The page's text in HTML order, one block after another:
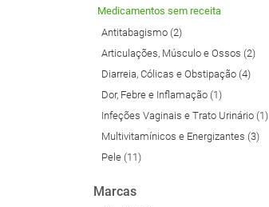
Descongestionantes
Dor, Febre e Inflamação
Enjoo, Azia e Má disposição
Gripes, Constipações e Alergias
Infeções Vaginais e Trato Urinário
Multivitamínicos e Energizantes
Medicamentos sem receita
Antitabagismo (2)
Articulações, Músculo e Ossos (2)
Diarreia, Cólicas e Obstipação (4)
Dor, Febre e Inflamação (1)
Infeções Vaginais e Trato Urinário (1)
Multivitamínicos e Energizantes (3)
Pele (11)
Marcas